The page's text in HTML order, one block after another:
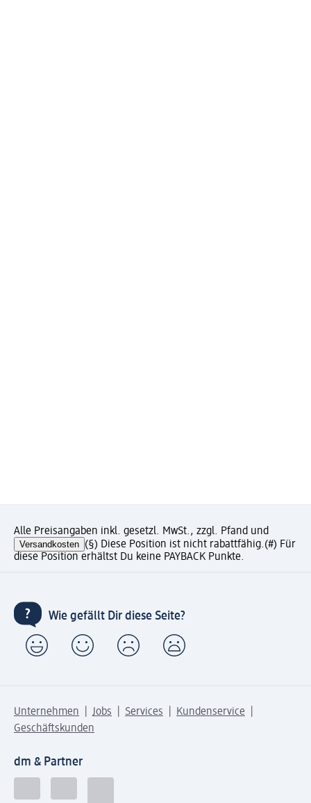
Alle Preisangaben inkl. gesetzl. MwSt., zzgl. Pfand und
Versandkosten (§) Diese Position ist nicht rabattfähig.(#) Für
diese Position erhältst Du keine PAYBACK Punkte.
Wie gefällt Dir diese Seite?
Unternehmen Jobs Services
Kundenservice
Geschäftskunden
dm & Partner